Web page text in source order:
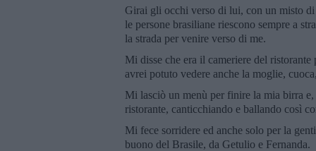
Girai gli occhi verso di lui, con un misto
le persone brasiliane riescono sempre a
la strada per venire verso di me.
Mi disse che era il cameriere del
avrei potuto vedere anche la moglie,
Mi lasciò un menù per finire la mia birra
ristorante, canticchiando e ballando così
Mi fece sorridere ed anche solo per la
buono del Brasile, da Getulio e Fernanda.